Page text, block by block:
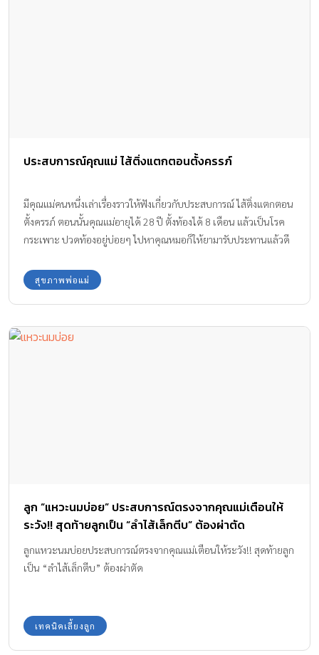
ประสบการณ์คุณแม่ ไส้ติ่งแตกตอนตั้งครรภ์
มีคุณแม่คนหนึ่งเล่าเรื่องราวให้ฟังเกี่ยวกับประสบการณ์ ไส้ติ่งแตกตอน
ตั้งครรภ์ ตอนนั้นคุณแม่อายุได้ 28 ปี ตั้งท้องได้ 8 เดือน แล้วเป็นโรค
กระเพาะ ปวดท้องอยู่บ่อยๆ ไปหาคุณหมอก็ให้ยามารับประทานแล้วดี
15 กิโลสุขภาพพ่อแม่
ลูก “แหวะนมบ่อย” ประสบการณ์ตรงจากคุณแม่เตือนให้
ระวัง!! สุดท้ายลูกเป็น “ลำไส้เล็กตีบ” ต้องผ่าตัด
ลูกแหวะนมบ่อยประสบการณ์ตรงจากคุณแม่เตือนให้ระวัง!! สุดท้ายลูก
เป็น “ลำไส้เล็กตีบ” ต้องผ่าตัด
เทคนิคเลี้ยงลูก